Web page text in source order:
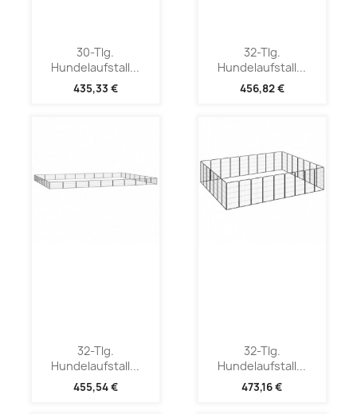
30-Tlg.
Hundelaufstall...
435,33 €
32-Tlg.
Hundelaufstall...
456,82 €
32-Tlg.
Hundelaufstall...
455,54 €
32-Tlg.
Hundelaufstall...
473,16 €